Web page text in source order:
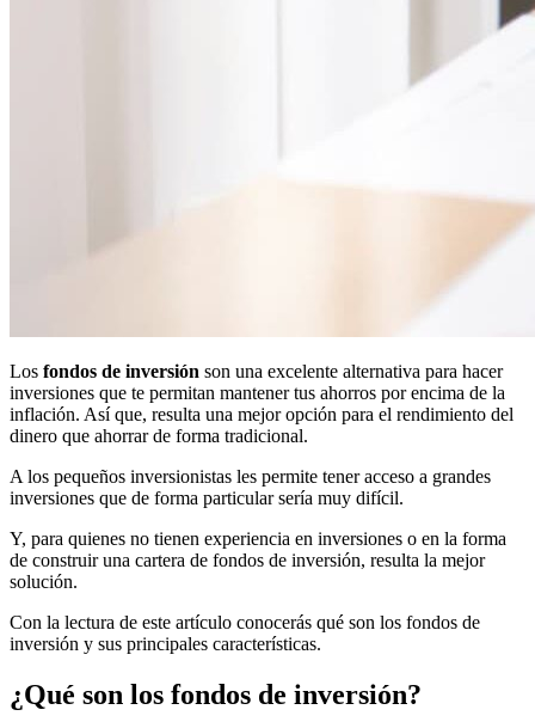
Los fondos de inversión son una excelente alternativa para hacer
inversiones que te permitan mantener tus ahorros por encima de la
inflación. Así que, resulta una mejor opción para el rendimiento del
dinero que ahorrar de forma tradicional.
A los pequeños inversionistas les permite tener acceso a grandes
inversiones que de forma particular sería muy difícil.
Y, para quienes no tienen experiencia en inversiones o en la forma
de construir una cartera de fondos de inversión, resulta la mejor
solución.
Con la lectura de este artículo conocerás qué son los fondos de
inversión y sus principales características.
¿Qué son los fondos de inversión?